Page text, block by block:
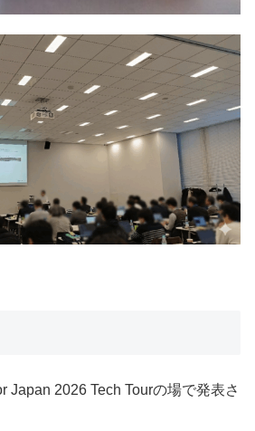
Japan 2026 Tech Tourの場で発表さ